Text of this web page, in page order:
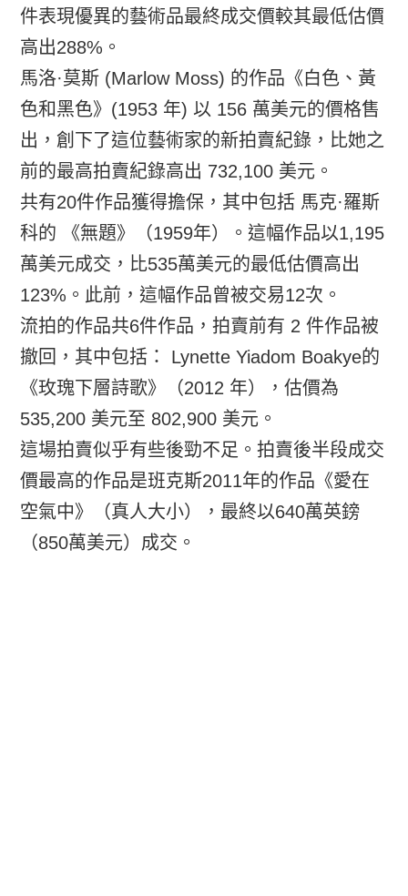
件表現優異的藝術品最終成交價較其最低估價
高出288%。
馬洛·莫斯 (Marlow Moss) 的作品《白色、黃
色和黑色》(1953 年) 以 156 萬美元的價格售
出，創下了這位藝術家的新拍賣紀錄，比她之
前的最高拍賣紀錄高出 732,100 美元。
共有20件作品獲得擔保，其中包括 馬克·羅斯
科的 《無題》（1959年）。這幅作品以1,195
萬美元成交，比535萬美元的最低估價高出
123%。此前，這幅作品曾被交易12次。
流拍的作品共6件作品，拍賣前有 2 件作品被
撤回，其中包括： Lynette Yiadom Boakye的
《玫瑰下層詩歌》（2012 年），估價為
535,200 美元至 802,900 美元。
這場拍賣似乎有些後勁不足。拍賣後半段成交
價最高的作品是班克斯2011年的作品《愛在
空氣中》（真人大小），最終以640萬英鎊
（850萬美元）成交。